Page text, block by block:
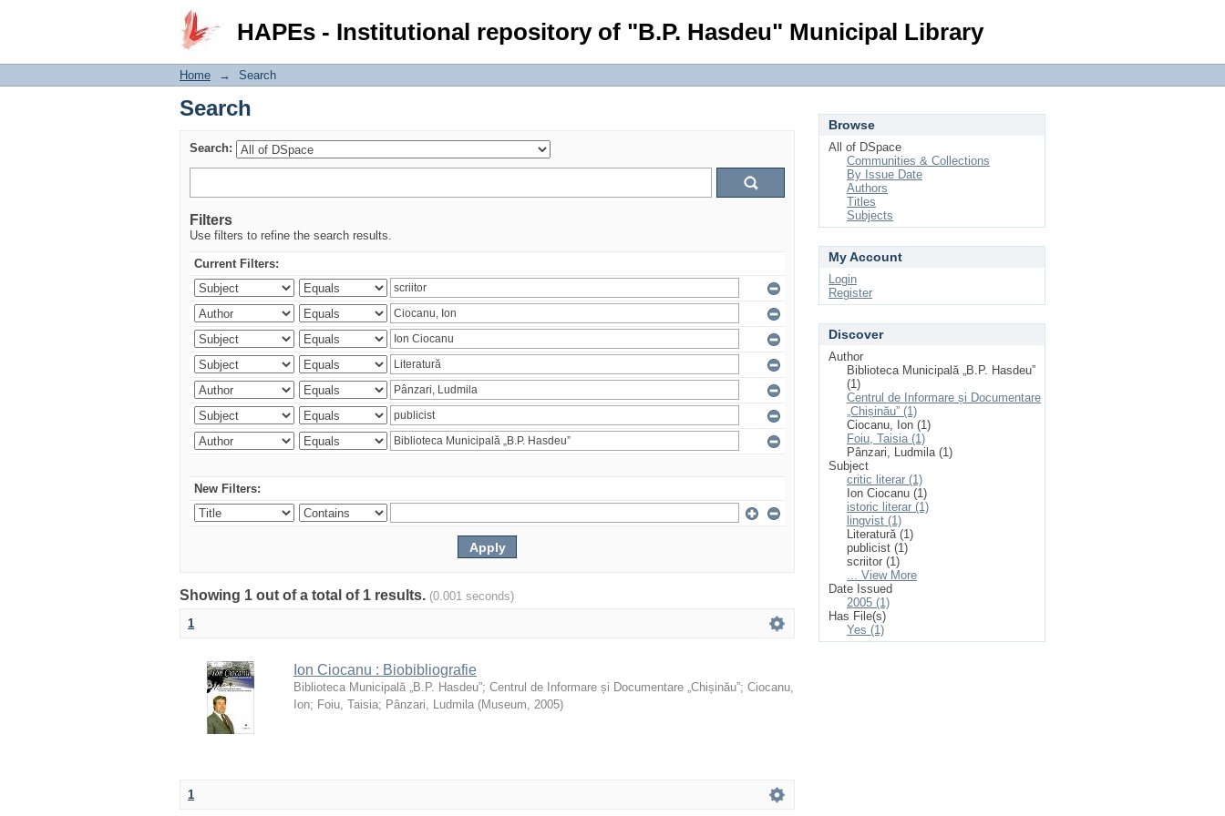
HAPEs - Institutional repository of "B.P. Hasdeu" Municipal Library
Search
Home → Search
Search
Search:
Filters
Use filters to refine the search results.
Current Filters:
New Filters:
Showing 1 out of a total of 1 results. (0.001 seconds)
1
Ion Ciocanu : Biobibliografie
Biblioteca Municipală „B.P. Hasdeu”; Centrul de Informare și Documentare „Chișinău”; Ciocanu,
Ion; Foiu, Taisia; Pânzari, Ludmila (Museum, 2005)
1
Browse
All of DSpace
Communities & Collections
By Issue Date
Authors
Titles
Subjects
My Account
Login
Register
Discover
Author
Biblioteca Municipală „B.P. Hasdeu”
(1)
Centrul de Informare și Documentare
„Chișinău” (1)
Ciocanu, Ion (1)
Foiu, Taisia (1)
Pânzari, Ludmila (1)
Subject
critic literar (1)
Ion Ciocanu (1)
istoric literar (1)
lingvist (1)
Literatură (1)
publicist (1)
scriitor (1)
... View More
Date Issued
2005 (1)
Has File(s)
Yes (1)